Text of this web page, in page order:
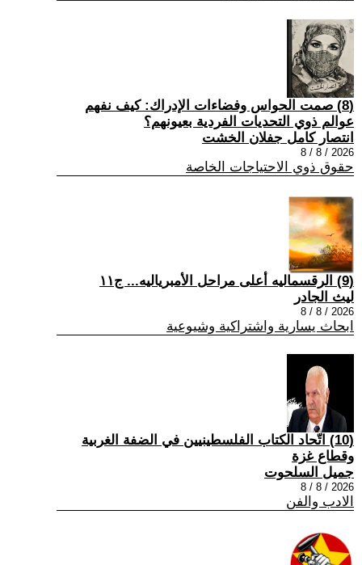
(8) صمت الحواس وفضاءات الإدراك: كيف نفهم
عوالم ذوي التحديات الفردية بعيونهم؟
انتصار كامل جفلان الخشت
2026 / 8 / 8
حقوق ذوي الاحتياجات الخاصة
(9) الرقسماليه أعلى مراحل الأمبرياليه... ج١١
ليث الجادر
2026 / 8 / 8
ابحاث يسارية واشتراكية وشيوعية
(10) اتّحاد الكتاب الفلسطينيين في الضفة الغربية
وقطاع غزة
جميل السلحوت
2026 / 8 / 8
الادب والفن